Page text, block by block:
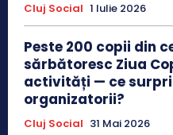
Cluj Social 1 Iulie 2026
Peste 200 copii din
sărbătoresc Ziua
activități — ce
organizatorii?
Cluj Social 31 Mai 2026